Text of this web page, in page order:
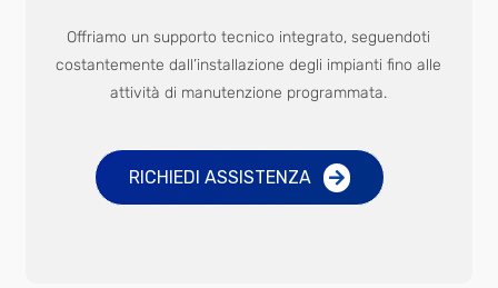
RICHIEDI ASSISTENZA
Offriamo un supporto tecnico integrato, seguendoti
costantemente dall’installazione degli impianti fino alle
attività di manutenzione programmata.